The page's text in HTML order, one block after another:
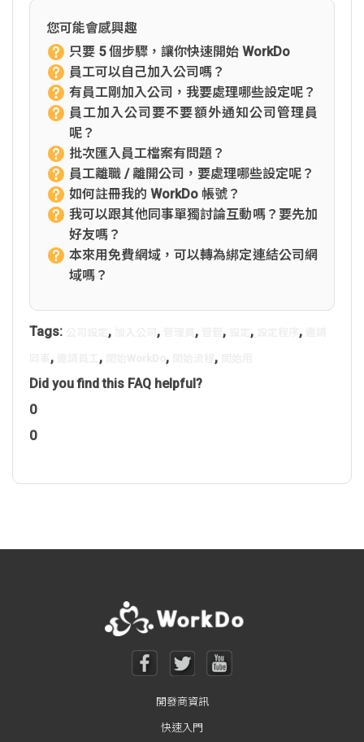
您可能會感興趣
只要 5 個步驟，讓你快速開始 WorkDo
員工可以自己加入公司嗎？
有員工剛加入公司，我要處理哪些設定呢？
員工加入公司要不要額外通知公司管理員
呢？
批次匯入員工檔案有問題？
員工離職 / 離開公司，要處理哪些設定呢？
如何註冊我的 WorkDo 帳號？
我可以跟其他同事單獨討論互動嗎？要先加
好友嗎？
本來用免費網域，可以轉為綁定連結公司網
域嗎？
Tags: , , , , , ,
, , , ,
Did you find this FAQ helpful?
0
0
開發商資訊
快速入門